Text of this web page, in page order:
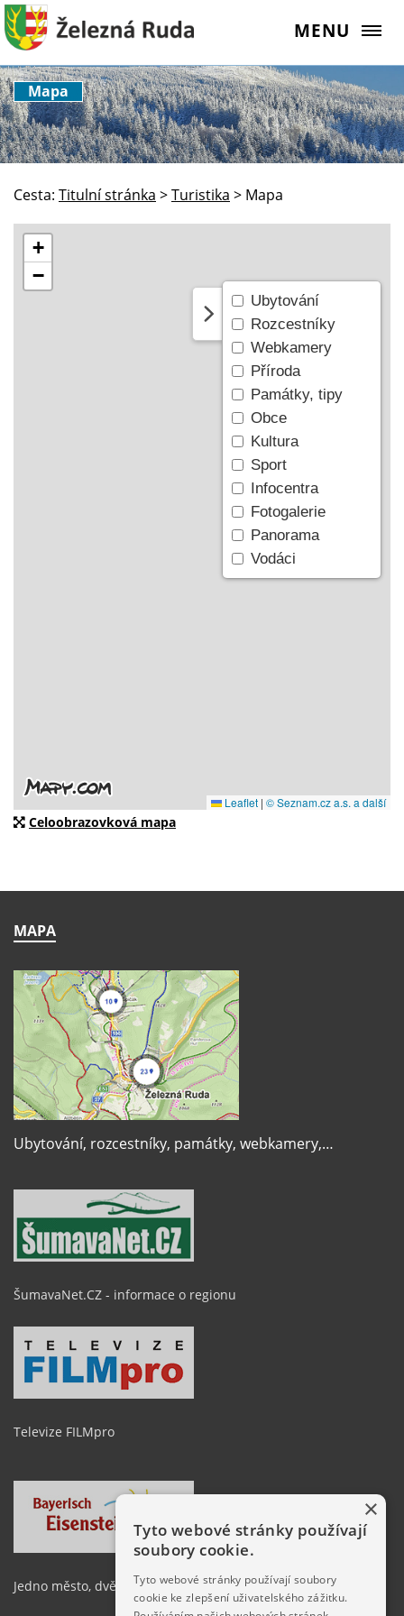
MENU
Mapa
Cesta: Titulní stránka >Turistika > Mapa
Celoobrazovková mapa
MAPA
Ubytování, rozcestníky, památky, webkamery,…
ŠumavaNet.CZ - informace o regionu
Televize FILMpro
Jedno město, dvě země
×
Tyto webové stránky používají
soubory cookie.
Tyto webové stránky používají soubory
cookie ke zlepšení uživatelského zážitku.